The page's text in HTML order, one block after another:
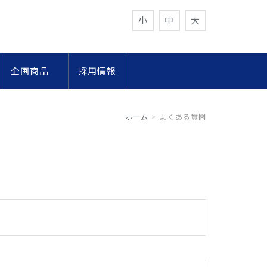
小 中 大
企画商品 採用情報
ホーム よくある質問